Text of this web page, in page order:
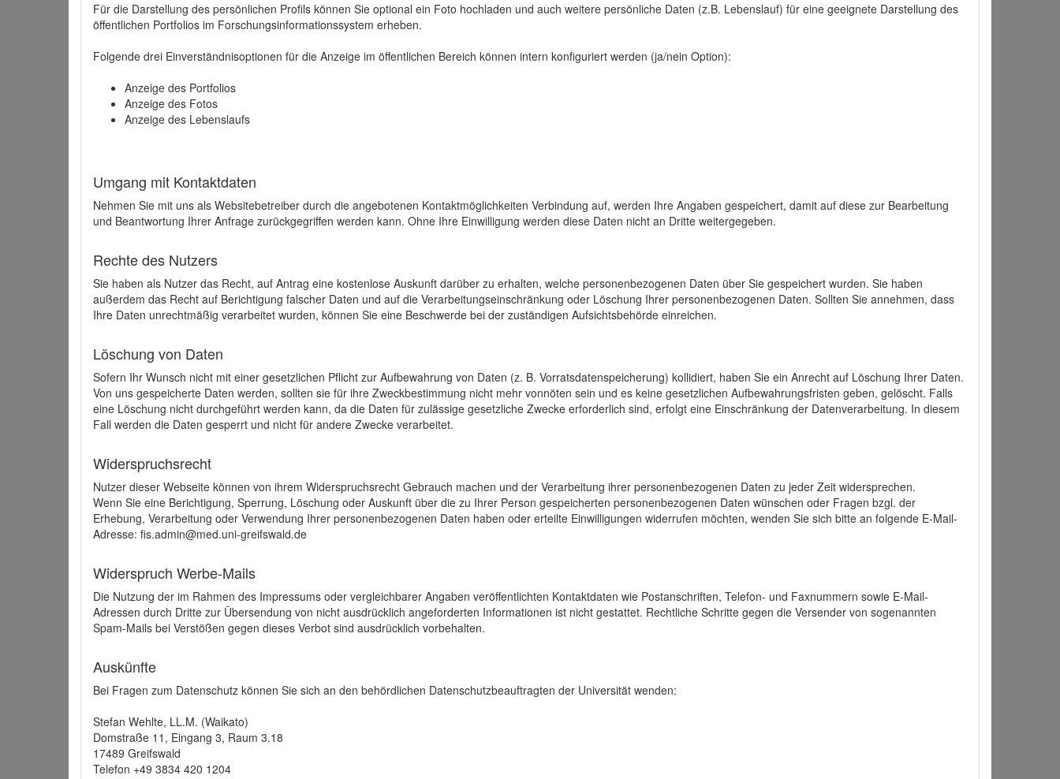
Für die Darstellung des persönlichen Profils können Sie optional ein Foto hochladen und auch weitere persönliche Daten (z.B. Lebenslauf) für eine geeignete Darstellung des
öffentlichen Portfolios im Forschungsinformationssystem erheben.
Folgende drei Einverständnisoptionen für die Anzeige im öffentlichen Bereich können intern konfiguriert werden (ja/nein Option):
Anzeige des Portfolios
Anzeige des Fotos
Anzeige des Lebenslaufs
Umgang mit Kontaktdaten
Nehmen Sie mit uns als Websitebetreiber durch die angebotenen Kontaktmöglichkeiten Verbindung auf, werden Ihre Angaben gespeichert, damit auf diese zur Bearbeitung
und Beantwortung Ihrer Anfrage zurückgegriffen werden kann. Ohne Ihre Einwilligung werden diese Daten nicht an Dritte weitergegeben.
Rechte des Nutzers
Sie haben als Nutzer das Recht, auf Antrag eine kostenlose Auskunft darüber zu erhalten, welche personenbezogenen Daten über Sie gespeichert wurden. Sie haben
außerdem das Recht auf Berichtigung falscher Daten und auf die Verarbeitungseinschränkung oder Löschung Ihrer personenbezogenen Daten. Sollten Sie annehmen, dass
Ihre Daten unrechtmäßig verarbeitet wurden, können Sie eine Beschwerde bei der zuständigen Aufsichtsbehörde einreichen.
Löschung von Daten
Sofern Ihr Wunsch nicht mit einer gesetzlichen Pflicht zur Aufbewahrung von Daten (z. B. Vorratsdatenspeicherung) kollidiert, haben Sie ein Anrecht auf Löschung Ihrer Daten.
Von uns gespeicherte Daten werden, sollten sie für ihre Zweckbestimmung nicht mehr vonnöten sein und es keine gesetzlichen Aufbewahrungsfristen geben, gelöscht. Falls
eine Löschung nicht durchgeführt werden kann, da die Daten für zulässige gesetzliche Zwecke erforderlich sind, erfolgt eine Einschränkung der Datenverarbeitung. In diesem
Fall werden die Daten gesperrt und nicht für andere Zwecke verarbeitet.
Widerspruchsrecht
Nutzer dieser Webseite können von ihrem Widerspruchsrecht Gebrauch machen und der Verarbeitung ihrer personenbezogenen Daten zu jeder Zeit widersprechen.
Wenn Sie eine Berichtigung, Sperrung, Löschung oder Auskunft über die zu Ihrer Person gespeicherten personenbezogenen Daten wünschen oder Fragen bzgl. der
Erhebung, Verarbeitung oder Verwendung Ihrer personenbezogenen Daten haben oder erteilte Einwilligungen widerrufen möchten, wenden Sie sich bitte an folgende E-Mail-
Adresse: fis.admin@med.uni-greifswald.de
Widerspruch Werbe-Mails
Die Nutzung der im Rahmen des Impressums oder vergleichbarer Angaben veröffentlichten Kontaktdaten wie Postanschriften, Telefon- und Faxnummern sowie E-Mail-
Adressen durch Dritte zur Übersendung von nicht ausdrücklich angeforderten Informationen ist nicht gestattet. Rechtliche Schritte gegen die Versender von sogenannten
Spam-Mails bei Verstößen gegen dieses Verbot sind ausdrücklich vorbehalten.
Auskünfte
Bei Fragen zum Datenschutz können Sie sich an den behördlichen Datenschutzbeauftragten der Universität wenden:
Stefan Wehlte, LL.M. (Waikato)
Domstraße 11, Eingang 3, Raum 3.18
17489 Greifswald
Telefon +49 3834 420 1204